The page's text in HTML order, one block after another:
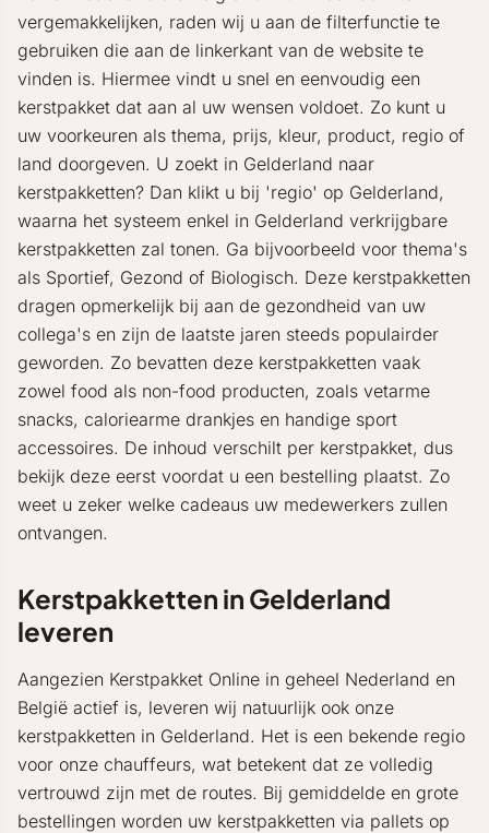
vergemakkelijken, raden wij u aan de filterfunctie te
gebruiken die aan de linkerkant van de website te
vinden is. Hiermee vindt u snel en eenvoudig een
kerstpakket dat aan al uw wensen voldoet. Zo kunt u
uw voorkeuren als thema, prijs, kleur, product, regio of
land doorgeven. U zoekt in Gelderland naar
kerstpakketten? Dan klikt u bij 'regio' op Gelderland,
waarna het systeem enkel in Gelderland verkrijgbare
kerstpakketten zal tonen. Ga bijvoorbeeld voor thema's
als Sportief, Gezond of Biologisch. Deze kerstpakketten
dragen opmerkelijk bij aan de gezondheid van uw
collega's en zijn de laatste jaren steeds populairder
geworden. Zo bevatten deze kerstpakketten vaak
zowel food als non-food producten, zoals vetarme
snacks, caloriearme drankjes en handige sport
accessoires. De inhoud verschilt per kerstpakket, dus
bekijk deze eerst voordat u een bestelling plaatst. Zo
weet u zeker welke cadeaus uw medewerkers zullen
ontvangen.
Kerstpakketten in Gelderland
leveren
Aangezien Kerstpakket Online in geheel Nederland en
België actief is, leveren wij natuurlijk ook onze
kerstpakketten in Gelderland. Het is een bekende regio
voor onze chauffeurs, wat betekent dat ze volledig
vertrouwd zijn met de routes. Bij gemiddelde en grote
bestellingen worden uw kerstpakketten via pallets op